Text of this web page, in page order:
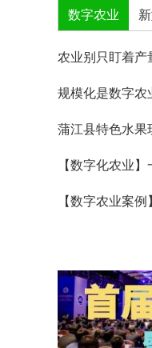
数字农业
农业别只盯着产
规模化是数字农
蒲江县特色水果
【数字化农业】
【数字农业案例